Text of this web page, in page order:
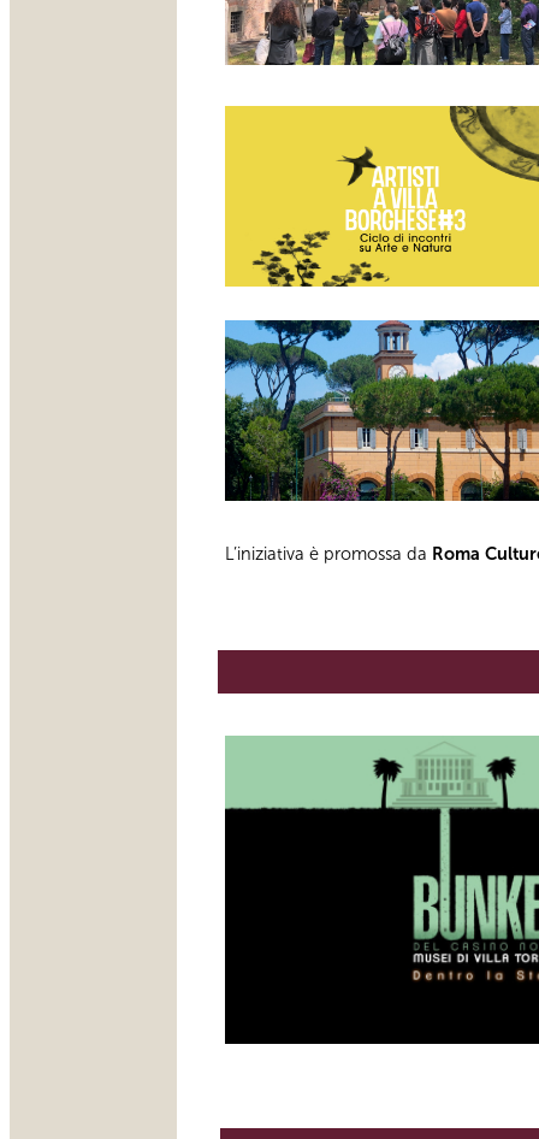
L’iniziativa è promossa da Roma